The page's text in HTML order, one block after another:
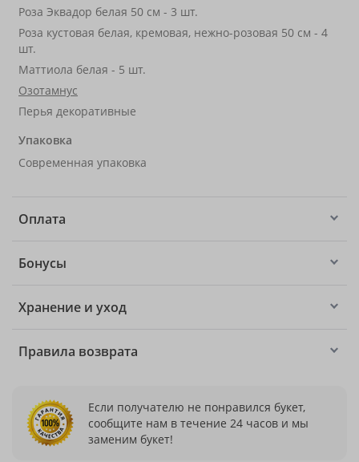
Роза Эквадор белая 50 см - 3 шт.
Роза кустовая белая, кремовая, нежно-розовая 50 см - 4
шт.
Маттиола белая - 5 шт.
Озотамнус
Перья декоративные
Упаковка
Современная упаковка
Оплата
Бонусы
Хранение и уход
Правила возврата
Если получателю не понравился букет,
сообщите нам в течение 24 часов и мы
заменим букет!